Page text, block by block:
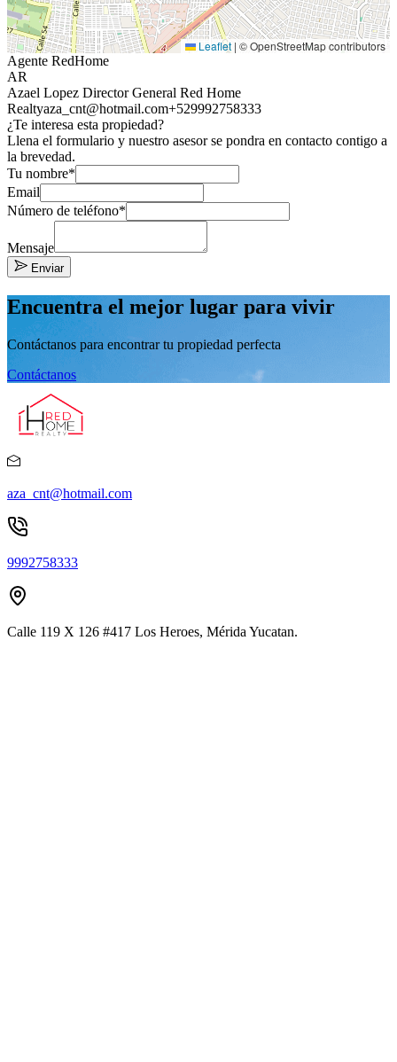
Leaflet | © OpenStreetMap contributors
Agente RedHome
AR
Azael Lopez Director General Red Home
Realtyaza_cnt@hotmail.com+529992758333
¿Te interesa esta propiedad?
Llena el formulario y nuestro asesor se pondra en contacto contigo a
la brevedad.
Tu nombre*
Email
Número de teléfono*
Mensaje
Enviar
Encuentra el mejor lugar para vivir
Contáctanos para encontrar tu propiedad perfecta
Contáctanos
aza_cnt@hotmail.com
9992758333
Calle 119 X 126 #417 Los Heroes, Mérida Yucatan.